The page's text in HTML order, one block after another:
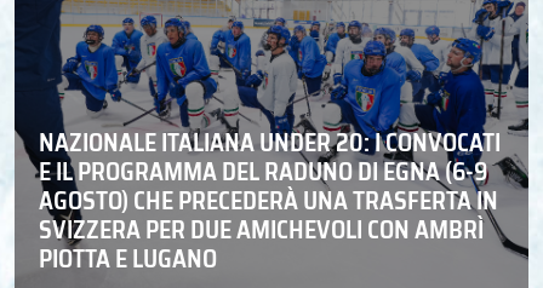
NAZIONALE ITALIANA UNDER 20: I CONVOCATI
E IL PROGRAMMA DEL RADUNO DI EGNA (6-9
AGOSTO) CHE PRECEDERÀ UNA TRASFERTA IN
SVIZZERA PER DUE AMICHEVOLI CON AMBRÌ
PIOTTA E LUGANO